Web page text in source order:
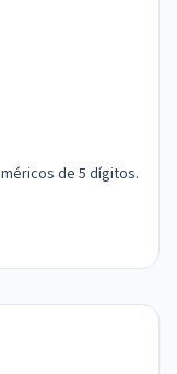
de 5 dígitos.